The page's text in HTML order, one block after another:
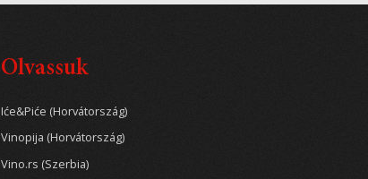
Olvassuk
Iće&Piće (Horvátország)
Vinopija (Horvátország)
Vino.rs (Szerbia)